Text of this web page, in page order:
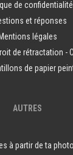
de confidentialité
et réponses
Mentions légales
de rétractation -
de papier
AUTRES
à partir de ta photo